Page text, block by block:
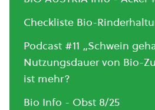
Checkliste Bio-
Podcast #11 „Schwein
Nutzungsdauer von Bio-
ist mehr?
Bio Info - Obst 8/25